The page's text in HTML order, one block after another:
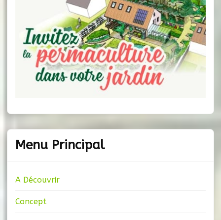
Menu Principal
A Découvrir
Concept